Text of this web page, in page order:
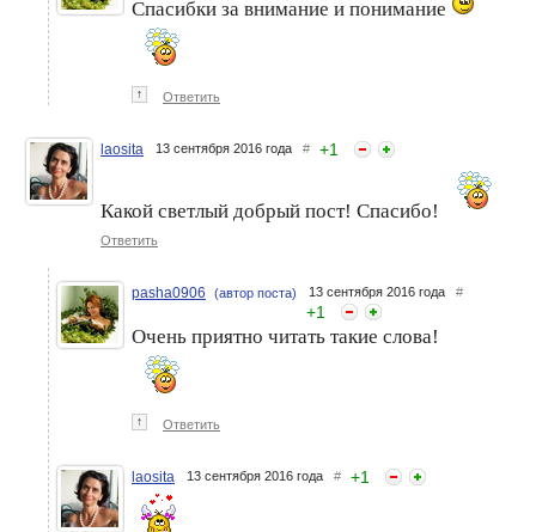
Спасибки за внимание и понимание
↑ Ответить
laosita 13 сентября 2016 года # +1
Какой светлый добрый пост! Спасибо!
Ответить
pasha0906 (автор поста) 13 сентября 2016 года #
+1
Очень приятно читать такие слова!
↑ Ответить
laosita 13 сентября 2016 года # +1